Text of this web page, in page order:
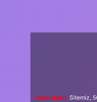
Yasal Uyarı: Sitemiz,